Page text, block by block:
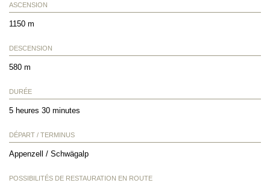
ASCENSION
1150 m
DESCENSION
580 m
DURÉE
5 heures 30 minutes
DÉPART / TERMINUS
Appenzell / Schwägalp
POSSIBILITÉS DE RESTAURATION EN ROUTE